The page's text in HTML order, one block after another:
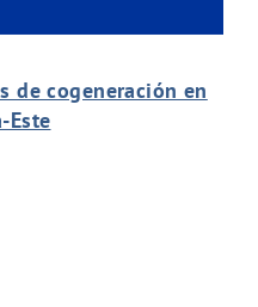
de cogeneración en
Este